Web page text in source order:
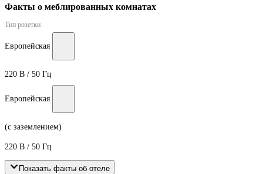
Факты о меблированныx комнатах
Тип розетки
Европейская
220 В / 50 Гц
Европейская
(с заземлением)
220 В / 50 Гц
Показать факты об отеле